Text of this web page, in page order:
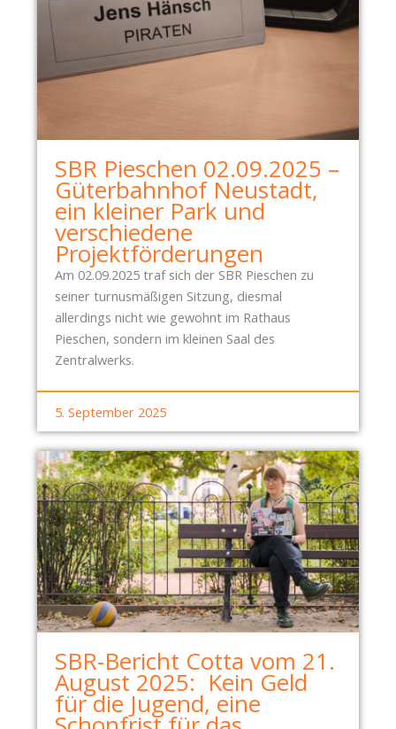
C
H
E
SBR Pieschen 02.09.2025 –
Güterbahnhof Neustadt,
ein kleiner Park und
verschiedene
Projektförderungen
Am 02.09.2025 traf sich der SBR Pieschen zu
seiner turnusmäßigen Sitzung, diesmal
allerdings nicht wie gewohnt im Rathaus
Pieschen, sondern im kleinen Saal des
Zentralwerks.
5. September 2025
SBR-Bericht Cotta vom 21.
August 2025: Kein Geld
für die Jugend, eine